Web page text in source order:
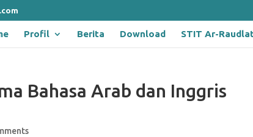
Profil Berita Download STIT Ar-
Bahasa Arab dan Inggris